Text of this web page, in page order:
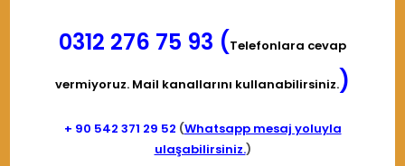
0312 276 75 93 (Telefonlara cevap
vermiyoruz. Mail kanallarını kullanabilirsiniz.)
+ 90 542 371 29 52 (Whatsapp mesaj yoluyla
ulaşabilirsiniz.)